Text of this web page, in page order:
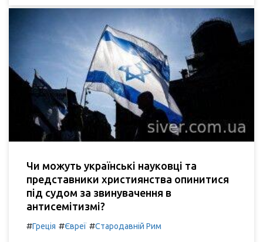
Чи можуть українські науковці та
представники християнства опинитися
під судом за звинувачення в
антисемітизмі?
#Греція #Євреї #Стародавній Рим